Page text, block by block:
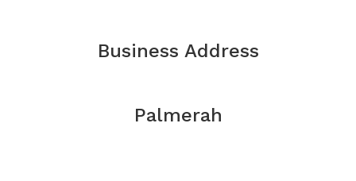
Business Address
Palmerah